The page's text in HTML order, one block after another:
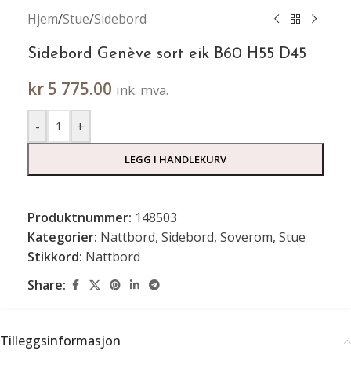
Hjem/Stue/Sidebord
Sidebord Genève sort eik B60 H55 D45
kr 5 775.00 ink. mva.
- +
LEGG I HANDLEKURV
Produktnummer: 148503
Kategorier: Nattbord, Sidebord, Soverom, Stue
Stikkord: Nattbord
Share:
Tilleggsinformasjon